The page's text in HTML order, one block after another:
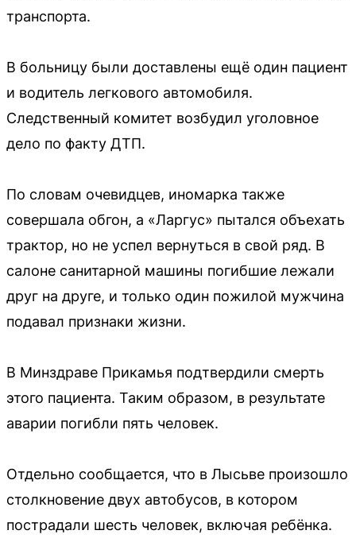
транспорта.
В больницу были доставлены ещё один пациент
и водитель легкового автомобиля.
Следственный комитет возбудил уголовное
дело по факту ДТП.
По словам очевидцев, иномарка также
совершала обгон, а «Ларгус» пытался объехать
трактор, но не успел вернуться в свой ряд. В
салоне санитарной машины погибшие лежали
друг на друге, и только один пожилой мужчина
подавал признаки жизни.
В Минздраве Прикамья подтвердили смерть
этого пациента. Таким образом, в результате
аварии погибли пять человек.
Отдельно сообщается, что в Лысьве произошло
столкновение двух автобусов, в котором
пострадали шесть человек, включая ребёнка.